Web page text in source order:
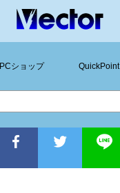
PCショップ QuickPoint